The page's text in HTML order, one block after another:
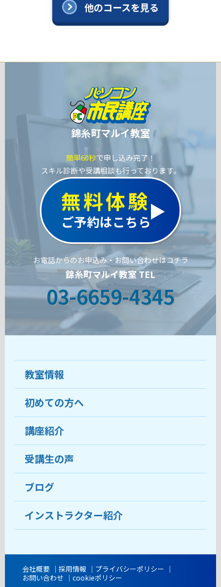
他のコースを見る
錦糸町マルイ教室
簡単60秒で申し込み完了！
スキル診断や受講相談も行っております。
無料体験
ご予約はこちら
お電話からのお申込み・お問い合わせはコチラ
錦糸町マルイ教室 TEL
03-6659-4345
教室情報
教室について
受講生の声
おすすめ・人気の講座
目的から講座を探す
教室ブログ
初めての方へ
ココがおすすめ
料金
受講までの流れ
よくあるご質問
講座紹介
受講生の声
ブログ
インストラクター紹介
会社概要 採用情報
プライバシーポリシー
お問い合わせ
cookieポリシー